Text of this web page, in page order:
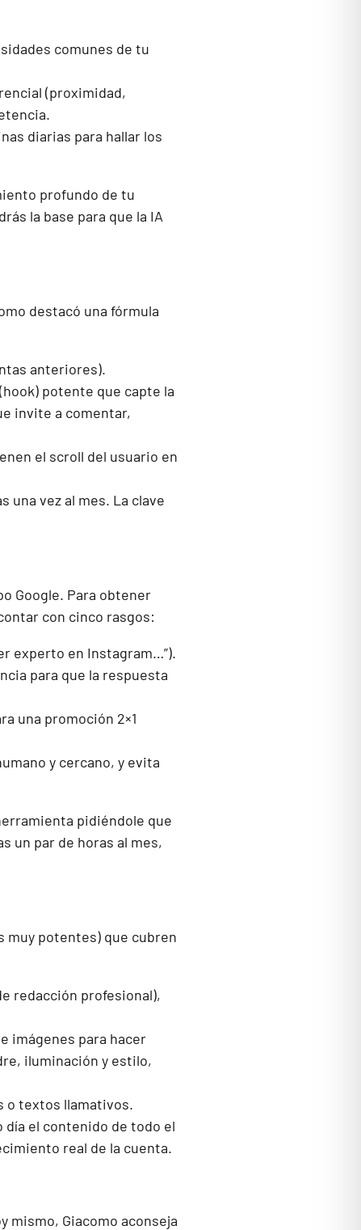
comunes de tu
(proximidad,
diarias para hallar los
profundo de tu
la base para que la IA
destacó una fórmula
anteriores).
potente que capte la
invite a comentar,
el scroll del usuario en
una vez al mes. La clave
Google. Para obtener
con cinco rasgos:
experto en Instagram…”).
para que la respuesta
una promoción 2×1
y cercano, y evita
pidiéndole que
un par de horas al mes,
muy potentes) que cubren
redacción profesional),
imágenes para hacer
iluminación y estilo,
o textos llamativos.
el contenido de todo el
real de la cuenta.
mismo, Giacomo aconseja